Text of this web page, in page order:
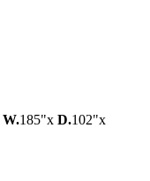
W.185"x D.102"x